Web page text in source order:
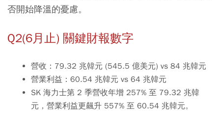
否開始降溫的憂慮。
Q2(6月止) 關鍵財報數字
營收：79.32 兆韓元 (545.5 億美元) vs 84 兆韓元
營業利益：60.54 兆韓元 vs 64 兆韓元
SK 海力士第 2 季營收年增 257% 至 79.32 兆韓
元，營業利益更飆升 557% 至 60.54 兆韓元。